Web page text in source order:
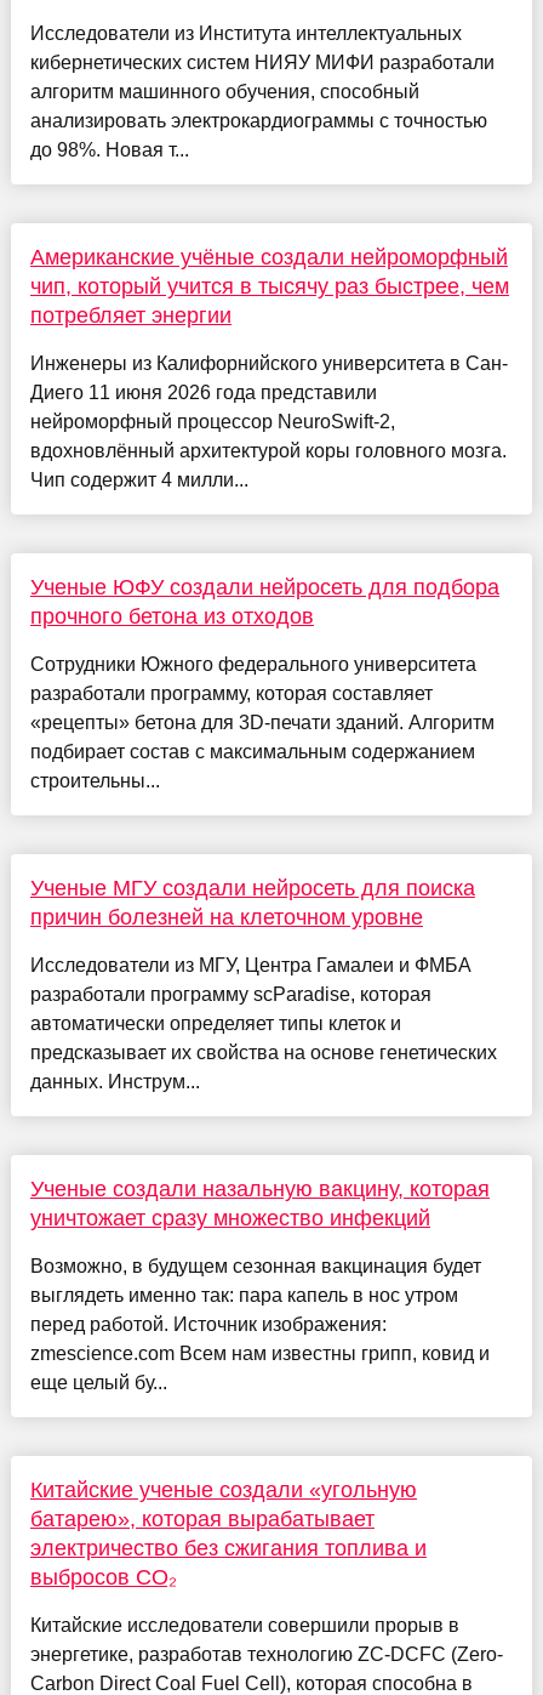
Исследователи из Института интеллектуальных
кибернетических систем НИЯУ МИФИ разработали
алгоритм машинного обучения, способный
анализировать электрокардиограммы с точностью
до 98%. Новая т...
Американские учёные создали нейроморфный
чип, который учится в тысячу раз быстрее, чем
потребляет энергии
Инженеры из Калифорнийского университета в Сан-
Диего 11 июня 2026 года представили
нейроморфный процессор NeuroSwift-2,
вдохновлённый архитектурой коры головного мозга.
Чип содержит 4 милли...
Ученые ЮФУ создали нейросеть для подбора
прочного бетона из отходов
Сотрудники Южного федерального университета
разработали программу, которая составляет
«рецепты» бетона для 3D-печати зданий. Алгоритм
подбирает состав с максимальным содержанием
строительны...
Ученые МГУ создали нейросеть для поиска
причин болезней на клеточном уровне
Исследователи из МГУ, Центра Гамалеи и ФМБА
разработали программу scParadise, которая
автоматически определяет типы клеток и
предсказывает их свойства на основе генетических
данных. Инструм...
Ученые создали назальную вакцину, которая
уничтожает сразу множество инфекций
Возможно, в будущем сезонная вакцинация будет
выглядеть именно так: пара капель в нос утром
перед работой. Источник изображения:
zmescience.com Всем нам известны грипп, ковид и
еще целый бу...
Китайские ученые создали «угольную
батарею», которая вырабатывает
электричество без сжигания топлива и
выбросов CO₂
Китайские исследователи совершили прорыв в
энергетике, разработав технологию ZC-DCFC (Zero-
Carbon Direct Coal Fuel Cell), которая способна в